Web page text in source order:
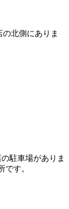
北側にありま
駐車場がありま
です。